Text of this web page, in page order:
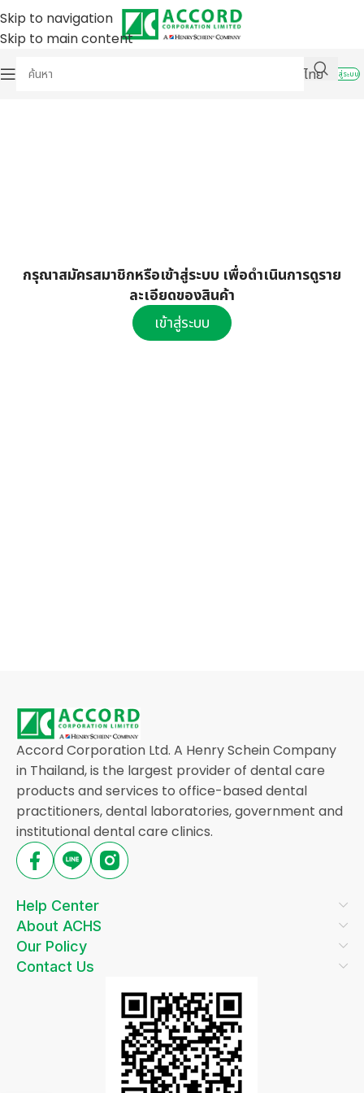
Skip to navigation
Skip to main content
ไทย
เข้าสู่ระบบ
กรุณาสมัครสมาชิกหรือเข้าสู่ระบบ เพื่อดำเนินการดูราย
ละเอียดของสินค้า
เข้าสู่ระบบ
Accord Corporation Ltd. A Henry Schein Company
in Thailand, is the largest provider of dental care
products and services to office-based dental
practitioners, dental laboratories, government and
institutional dental care clinics.
Help Center
About ACHS
Our Policy
Contact Us